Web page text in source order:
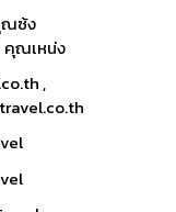
ณซ้ง
คุณเหน่ง
,